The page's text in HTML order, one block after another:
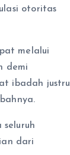
otoritas
melalui
demi
ibadah justru
seluruh
dari